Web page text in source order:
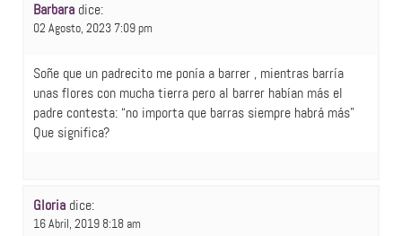
Barbara dice:
02 Agosto, 2023 7:09 pm
Soñe que un padrecito me ponía a barrer , mientras barría
unas flores con mucha tierra pero al barrer habían más el
padre contesta: “no importa que barras siempre habrá más"
Que significa?
Gloria dice:
16 Abril, 2019 8:18 am